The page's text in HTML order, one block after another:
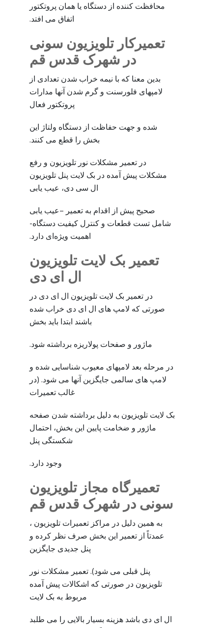
محافظت کننده از دستگاه یا همان پروتکتور
اتفاق می افتد.
تعمیرکار تلویزیون سونی
در شهرک قدس قم
بدین معنا که با نیمه خراب شدن تعدادی از
لامپهای فلورسنت و گرم شدن آنها مدارات
پروتکتور فعال
شده و جهت حفاظت از دستگاه ولتاژ این
بخش را قطع می کنند.
در تعمیر مشکلات نور تلویزیون و رفع
مشکلات پیش آمده در بک لایت پنل تلویزیون
ال سی دی، عیب یابی
صحیح پیش از اقدام به تعمیر –عیب یابی
شامل تست قطعات و کنترل کیفیت دستگاه-
اهمیت ویژه‌ای دارد.
تعمیر بک لایت تلویزیون
ال ای دی
در تعمیر بک لایت تلویزیون ال ای دی در
صورتی که لامپ های ال ای دی خراب شده
باشند ابتدا باید بخش
ماژور و صفحات پولاریزه برداشته شود.
در مرحله بعد لامپهای معیوب شناسایی شده و
لامپ های سالمی جایگزین آنها می شود. (در
غالب تعمیرات
بک لایت تلویزیون به دلیل برداشته شدن صفحه
ماژور و ضخامت پایین این بخش، احتمال
شکستگی پنل
وجود دارد.
تعمیرگاه مجاز تلویزیون
سونی در شهرک قدس قم
به همین دلیل در مراکز تعمیرات تلویزیون ،
عمدتاً از تعمیر این بخش صرف نظر کرده و
پنل جدیدی جایگزین
پنل قبلی می شود). تعمیر مشکلات نور
تلویزیون در صورتی که اشکالات پیش آمده
مربوط به بک لایت
ال ای دی باشد هزینه بسیار بالایی را می طلبد